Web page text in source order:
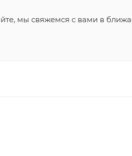
мы свяжемся с вами в